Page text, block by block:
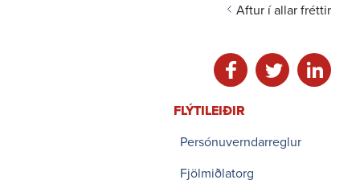
Aftur í allar fréttir
Deila á facebook
Deila á twitter
Deila á
FLÝTI­LEIÐIR
Persónuverndarreglur
Fjölmiðlatorg